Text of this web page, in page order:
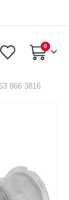
Warenkorb
0Artikel
866 3816